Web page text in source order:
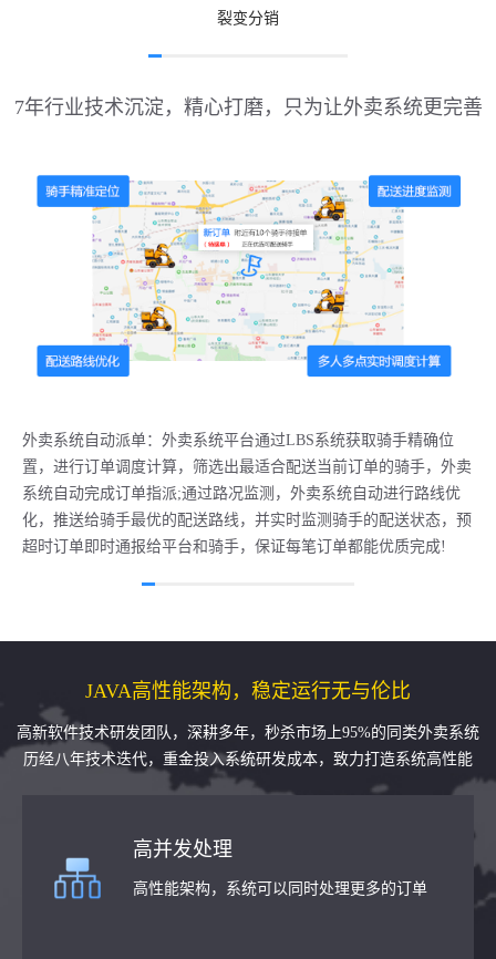
裂变分销
7年行业技术沉淀，精心打磨，只为让外卖系统更完善
外卖系统自动派单：外卖系统平台通过LBS系统获取骑手精确位
置，进行订单调度计算，筛选出最适合配送当前订单的骑手，外卖
系统自动完成订单指派;通过路况监测，外卖系统自动进行路线优
化，推送给骑手最优的配送路线，并实时监测骑手的配送状态，预
超时订单即时通报给平台和骑手，保证每笔订单都能优质完成!
JAVA高性能架构，稳定运行无与伦比
高新软件技术研发团队，深耕多年，秒杀市场上95%的同类外卖系统
历经八年技术迭代，重金投入系统研发成本，致力打造系统高性能
高并发处理
高性能架构，系统可以同时处理更多的订单